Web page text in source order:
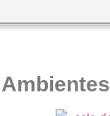
Ambientes